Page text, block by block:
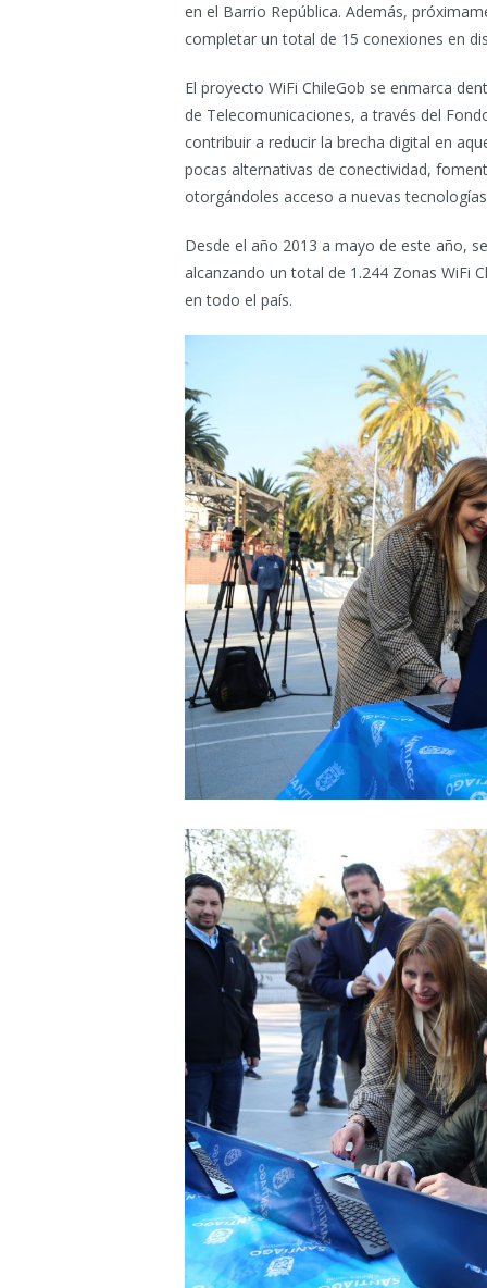
en el Barrio República. Además,
completar un total de 15 conexiones en
El proyecto WiFi ChileGob se enmarca
de Telecomunicaciones, a través del
contribuir a reducir la brecha digital en
pocas alternativas de conectividad,
otorgándoles acceso a nuevas
Desde el año 2013 a mayo de este año,
alcanzando un total de 1.244 Zonas WiFi
en todo el país.